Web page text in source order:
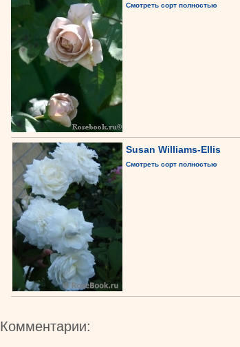
Смотреть сорт полностью
Susan Williams-Ellis
Смотреть сорт полностью
Комментарии: